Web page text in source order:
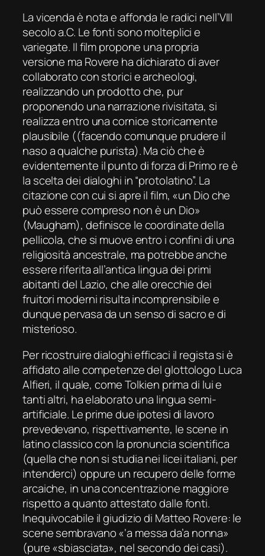
La vicenda è nota e affonda le radici nell’VIII
secolo a.C. Le fonti sono molteplici e
variegate. Il film propone una propria
versione ma Rovere ha dichiarato di aver
collaborato con storici e archeologi,
realizzando un prodotto che, pur
proponendo una narrazione rivisitata, si
realizza entro una cornice storicamente
plausibile ((facendo comunque prudere il
naso a qualche purista). Ma ciò che è
evidentemente il punto di forza di Primo re è
la scelta dei dialoghi in “protolatino”. La
citazione con cui si apre il film, «un Dio che
può essere compreso non è un Dio»
(Maugham), definisce le coordinate della
pellicola, che si muove entro i confini di una
religiosità ancestrale, ma potrebbe anche
essere riferita all’antica lingua dei primi
abitanti del Lazio, che alle orecchie dei
fruitori moderni risulta incomprensibile e
dunque pervasa da un senso di sacro e di
misterioso.
Per ricostruire dialoghi efficaci il regista si è
affidato alle competenze del glottologo Luca
Alfieri, il quale, come Tolkien prima di lui e
tanti altri, ha elaborato una lingua semi-
artificiale. Le prime due ipotesi di lavoro
prevedevano, rispettivamente, le scene in
latino classico con la pronuncia scientifica
(quella che non si studia nei licei italiani, per
intenderci) oppure un recupero delle forme
arcaiche, in una concentrazione maggiore
rispetto a quanto attestato dalle fonti.
Inequivocabile il giudizio di Matteo Rovere: le
scene sembravano «‘a messa da’a nonna»
(pure «sbiasciata», nel secondo dei casi).